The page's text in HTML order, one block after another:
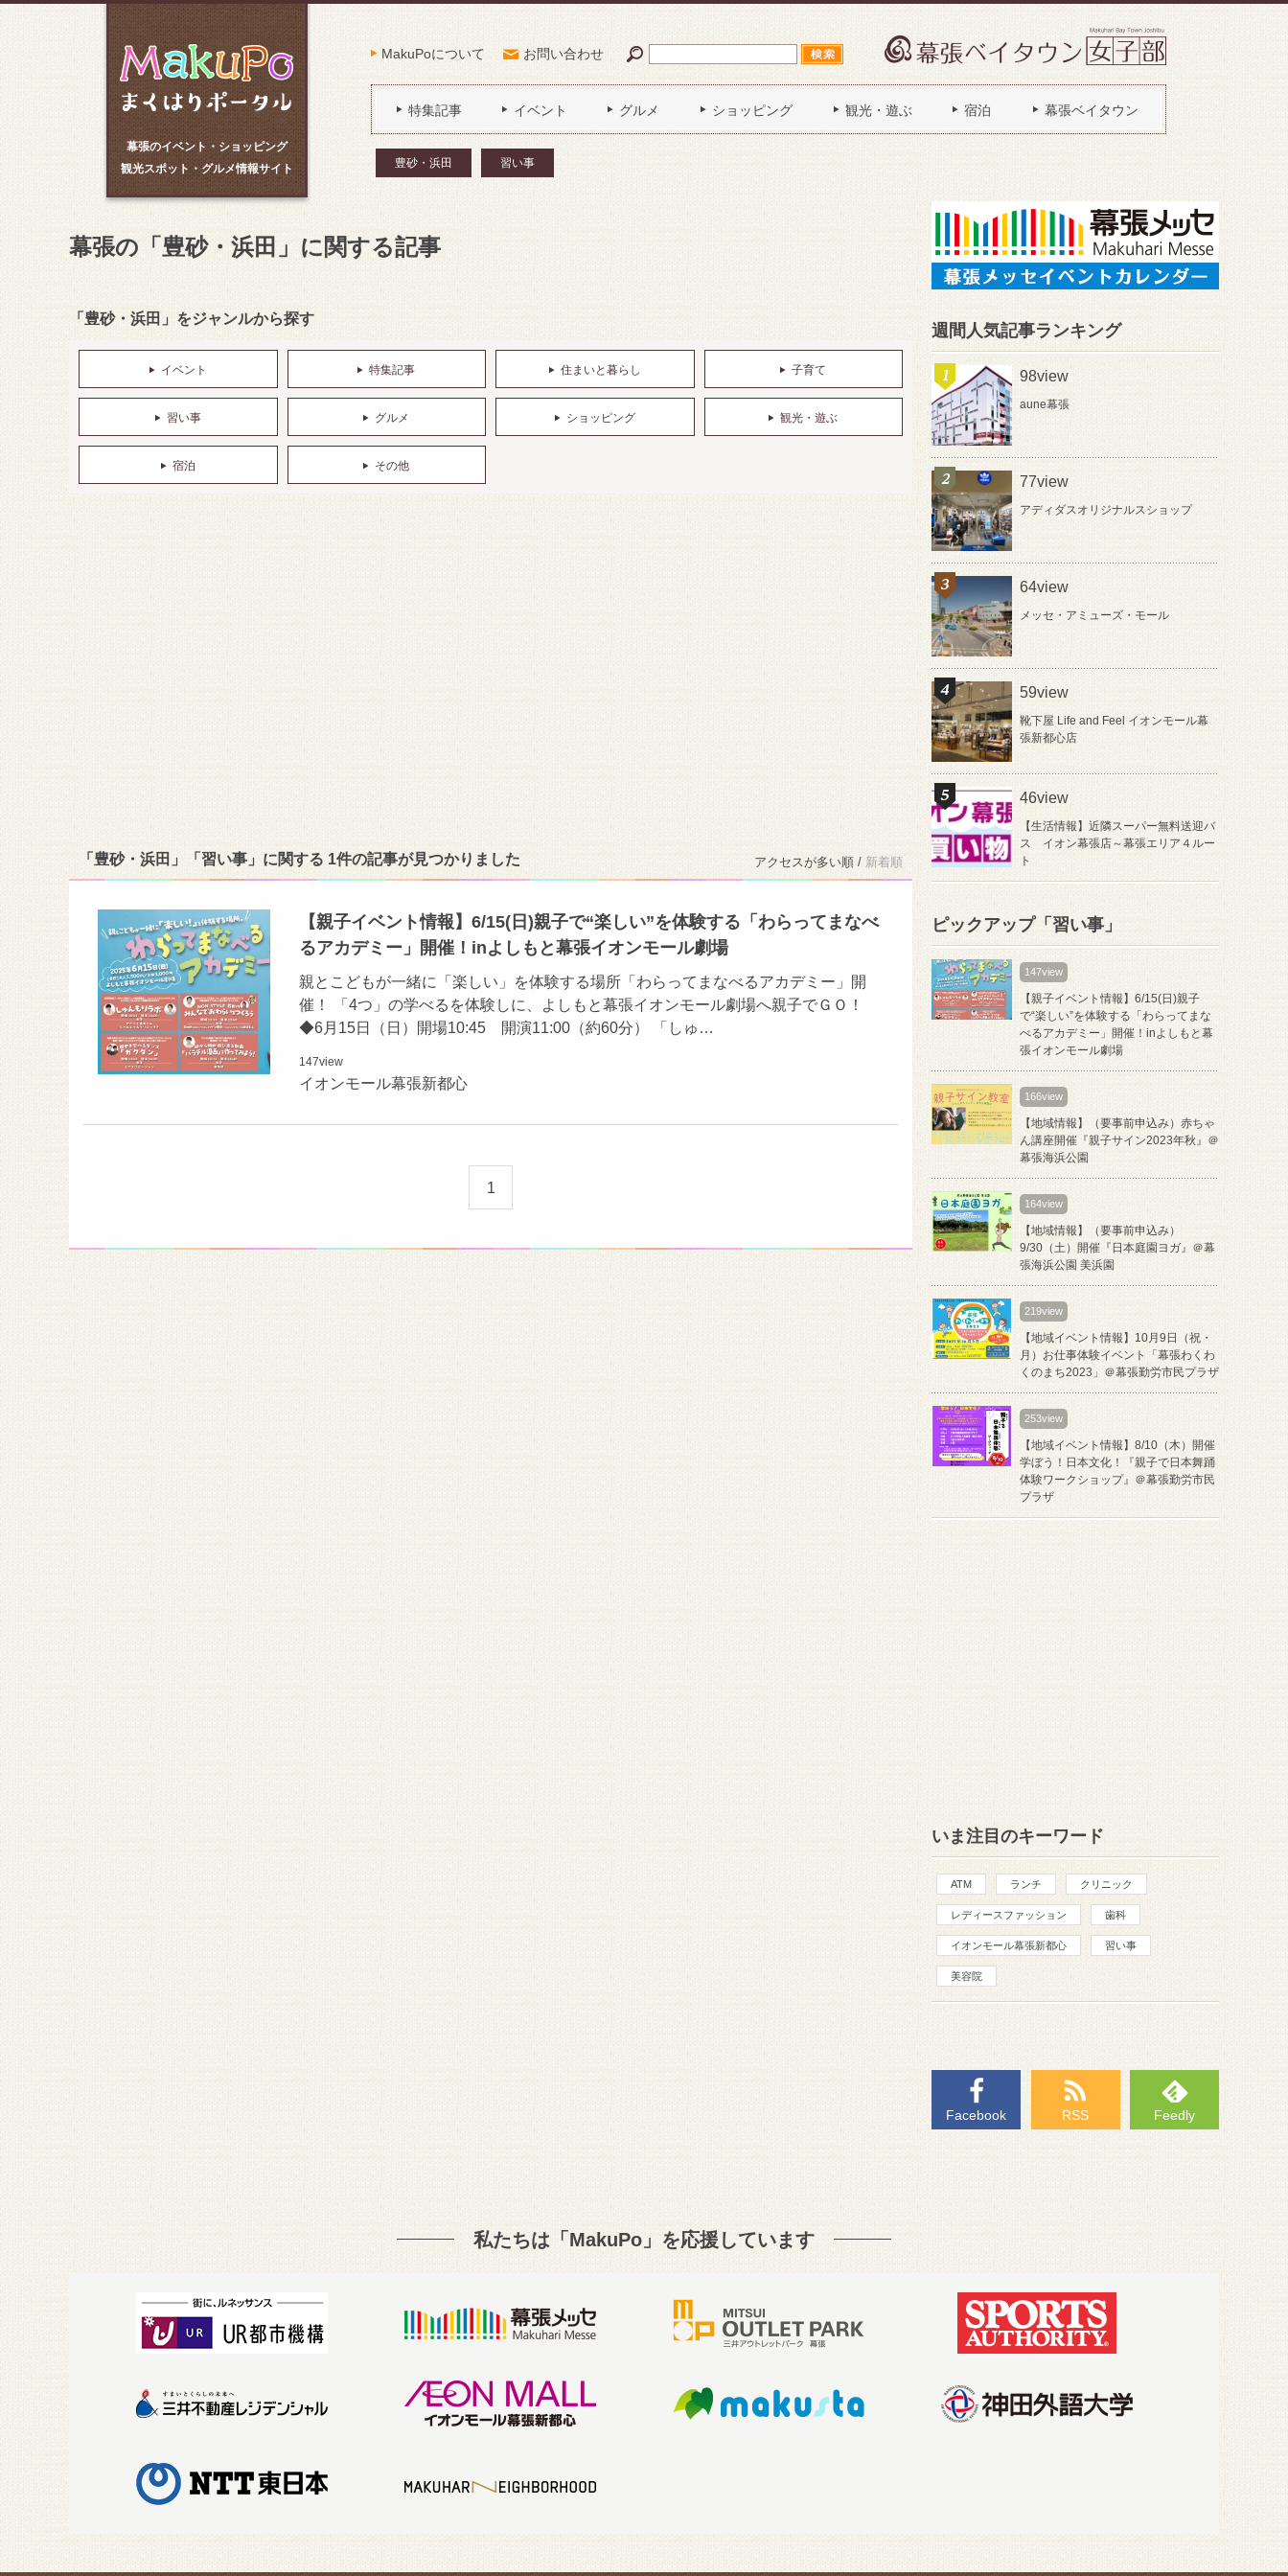
幕張のイベント・ショッピング
観光スポット・グルメ情報サイト
MakuPoについて お問い合わせ
特集記事 イベント グルメ ショッピング 観光・遊ぶ 宿泊 幕張ベイタウン
豊砂・浜田 習い事
幕張の「豊砂・浜田」に関する記事
「豊砂・浜田」をジャンルから探す
イベント 特集記事 住まいと暮らし 子育て
習い事 グルメ ショッピング 観光・遊ぶ
宿泊 その他
「豊砂・浜田」「習い事」に関する 1件の記事が見つかりました アクセスが多い順 / 新着順
【親子イベント情報】6/15(日)親子で“楽しい”を体験する「わらってまなべ
るアカデミー」開催！inよしもと幕張イオンモール劇場
親とこどもが一緒に「楽しい」を体験する場所「わらってまなべるアカデミー」開
催！ 「4つ」の学べるを体験しに、よしもと幕張イオンモール劇場へ親子でＧＯ！
◆6月15日（日）開場10:45 開演11:00（約60分） 「しゅ…
147view
イオンモール幕張新都心
1
週間人気記事ランキング
98view
aune幕張
77view
アディダスオリジナルスショップ
64view
メッセ・アミューズ・モール
59view
靴下屋 Life and Feel イオンモール幕
張新都心店
46view
【生活情報】近隣スーパー無料送迎バ
ス イオン幕張店～幕張エリア４ルー
ト
ピックアップ「習い事」
147view
【親子イベント情報】6/15(日)親子
で“楽しい”を体験する「わらってまな
べるアカデミー」開催！inよしもと幕
張イオンモール劇場
166view
【地域情報】（要事前申込み）赤ちゃ
ん講座開催『親子サイン2023年秋』＠
幕張海浜公園
164view
【地域情報】（要事前申込み）
9/30（土）開催『日本庭園ヨガ』＠幕
張海浜公園 美浜園
219view
【地域イベント情報】10月9日（祝・
月）お仕事体験イベント「幕張わくわ
くのまち2023」＠幕張勤労市民プラザ
253view
【地域イベント情報】8/10（木）開催
学ぼう！日本文化！『親子で日本舞踊
体験ワークショップ』＠幕張勤労市民
プラザ
いま注目のキーワード
ATM ランチ クリニック
レディースファッション 歯科
イオンモール幕張新都心 習い事
美容院
Facebook RSS Feedly
私たちは「MakuPo」を応援しています